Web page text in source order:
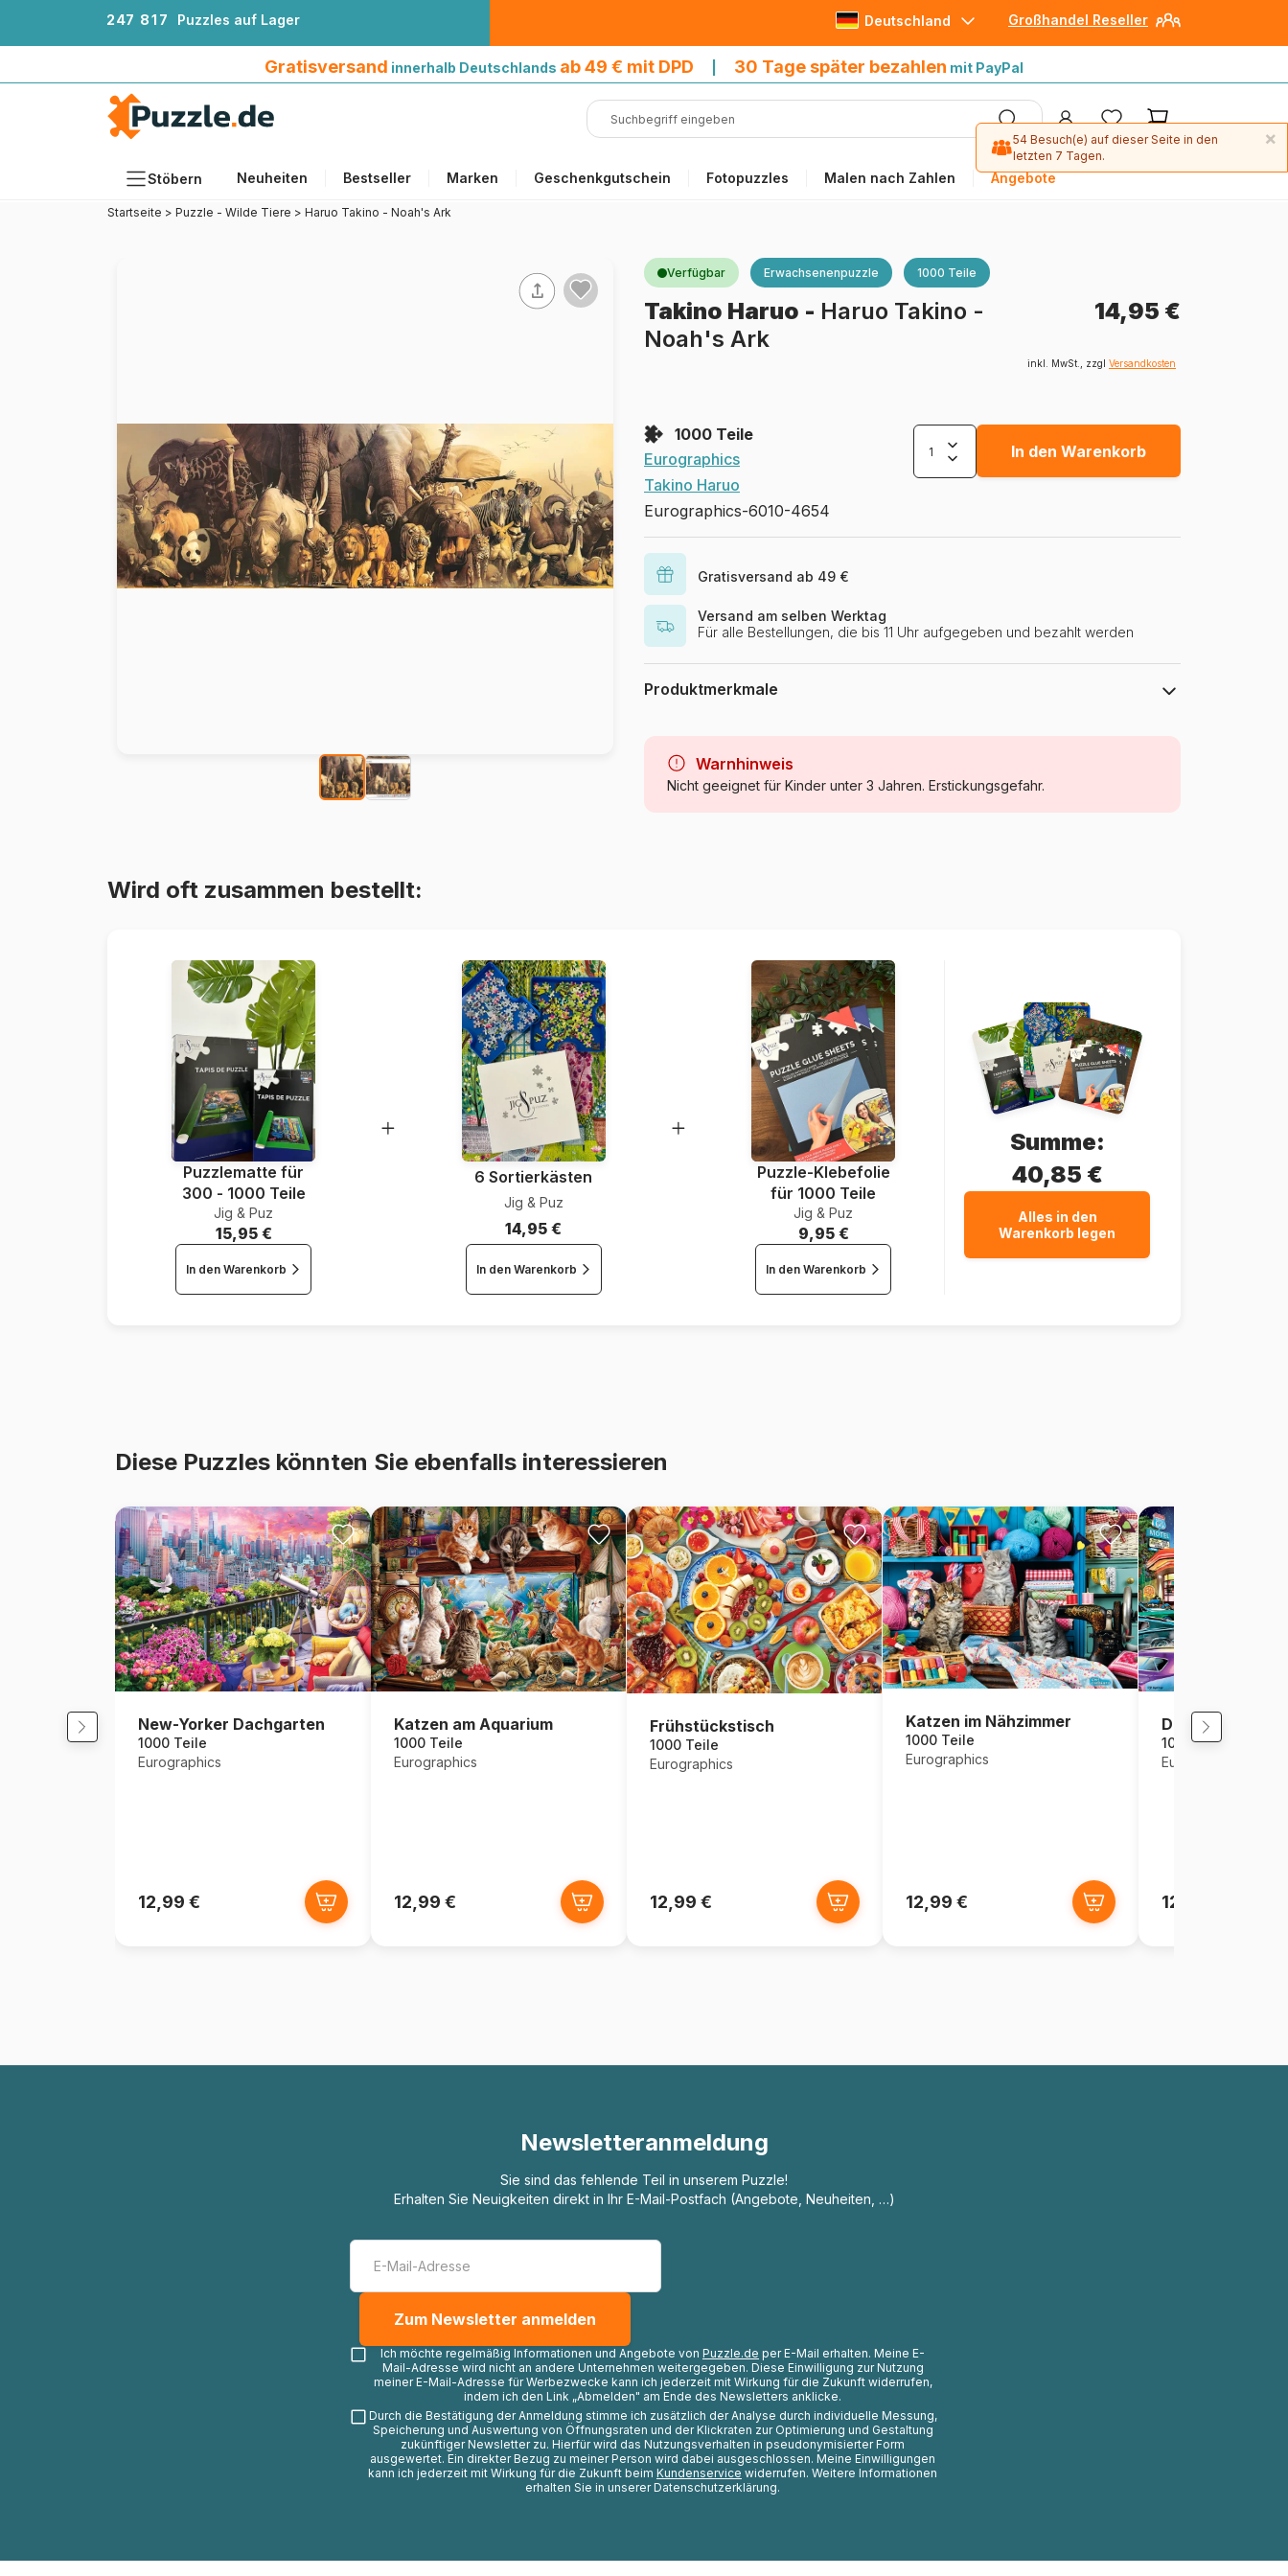
247 81 7 Puzzles auf Lager Großhandel Reseller
Deutschland
Gratisversand innerhalb Deutschlands ab 49 € mit DPD 30 Tage später bezahlen mit PayPal
Stöbern Neuheiten Bestseller Marken Geschenkgutschein Fotopuzzles Malen nach Zahlen Angebote
Holzpuzzles
Malen nach Zahlen
Startseite > Puzzle - Wilde Tiere > Haruo Takino - Noah's Ark
Verfügbar Erwachsenenpuzzle 1000 Teile
Takino Haruo - Haruo Takino -
Noah's Ark
14,95 €
inkl. MwSt., zzgl Versandkosten
1000 Teile
Eurographics
Takino Haruo
Eurographics-6010-4654
In den Warenkorb
Gratisversand ab 49 €
Versand am selben Werktag
Für alle Bestellungen, die bis 11 Uhr aufgegeben und bezahlt werden
Produktmerkmale
Kategorie
Alter
Puzzle für Erwachsene (500 bis 48000
Warnhinweis
Nicht geeignet für Kinder unter 3 Jahren. Erstickungsgefahr.
Wird oft zusammen bestellt:
Puzzlematte für
300 - 1000 Teile
Jig & Puz
15,95 €
In den Warenkorb
6 Sortierkästen
Jig & Puz
14,95 €
In den Warenkorb
Puzzle-Klebefolie
für 1000 Teile
Jig & Puz
9,95 €
In den Warenkorb
Summe:
40,85 €
Alles in den
Warenkorb legen
Diese Puzzles könnten Sie ebenfalls interessieren
New-Yorker Dachgarten
1000 Teile
Eurographics
12,99 €
Katzen am Aquarium
1000 Teile
Eurographics
12,99 €
Frühstückstisch
1000 Teile
Eurographics
12,99 €
Katzen im Nähzimmer
1000 Teile
Eurographics
12,99 €
Diner an der
1000 Teile
Eurographics
12,99 €
Newsletteranmeldung
Sie sind das fehlende Teil in unserem Puzzle!
Erhalten Sie Neuigkeiten direkt in Ihr E-Mail-Postfach (Angebote, Neuheiten, …)
Ich möchte regelmäßig Informationen und Angebote von Puzzle.de per E-Mail erhalten. Meine E-
Mail-Adresse wird nicht an andere Unternehmen weitergegeben. Diese Einwilligung zur Nutzung
meiner E-Mail-Adresse für Werbezwecke kann ich jederzeit mit Wirkung für die Zukunft widerrufen,
indem ich den Link „Abmelden" am Ende des Newsletters anklicke.
Durch die Bestätigung der Anmeldung stimme ich zusätzlich der Analyse durch individuelle Messung,
Speicherung und Auswertung von Öffnungsraten und der Klickraten zur Optimierung und Gestaltung
zukünftiger Newsletter zu. Hierfür wird das Nutzungsverhalten in pseudonymisierter Form
ausgewertet. Ein direkter Bezug zu meiner Person wird dabei ausgeschlossen. Meine Einwilligungen
kann ich jederzeit mit Wirkung für die Zukunft beim Kundenservice widerrufen. Weitere Informationen
erhalten Sie in unserer Datenschutzerklärung.
×
54 Besuch(e) auf dieser Seite in den
letzten 7 Tagen.